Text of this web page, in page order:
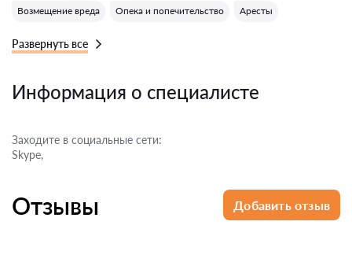
Возмещение вреда Опека и попечительство Аресты
Развернуть все
Информация о специалисте
Заходите в социальные cети:
Skype,
Отзывы Добавить отзыв